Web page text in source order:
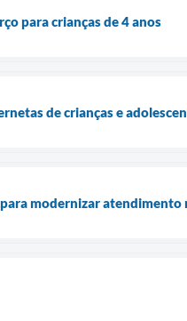
para crianças de 4 anos
de crianças e
modernizar atendimento